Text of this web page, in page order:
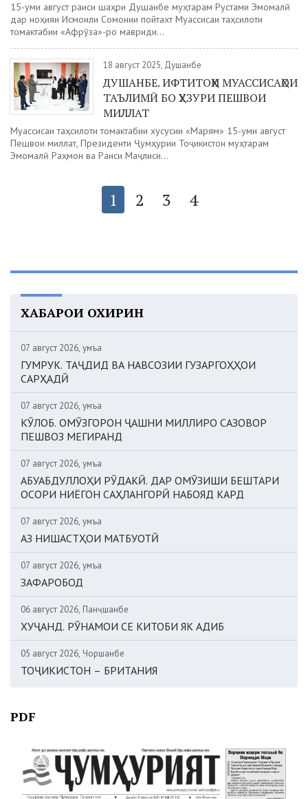
15-уми август раиси шаҳри Душанбе муҳтарам Рустами Эмомалӣ
дар ноҳияи Исмоили Сомонии пойтахт Муассисаи таҳсилоти
томактабии «Афрӯза»-ро мавриди...
18 август 2025, Душанбе
ДУШАНБЕ. ИФТИТОҲИ МУАССИСАҲОИ
ТАЪЛИМӢ БО ҲУЗУРИ ПЕШВОИ
МИЛЛАТ
Муассисаи таҳсилоти томактабии хусусии «Марям» 15-уми август
Пешвои миллат, Президенти Ҷумҳурии Тоҷикистон муҳтарам
Эмомалӣ Раҳмон ва Раиси Маҷлиси...
1 2 3 4
ХАБАРҲОИ ОХИРИН
07 август 2026, Ҷумъа
ГУМРУК. ТАҶДИД ВА НАВСОЗИИ ГУЗАРГОҲҲОИ
САРҲАДӢ
07 август 2026, Ҷумъа
КӮЛОБ. ОМӮЗГОРОН ҶАШНИ МИЛЛИРО САЗОВОР
ПЕШВОЗ МЕГИРАНД
07 август 2026, Ҷумъа
АБУАБДУЛЛОҲИ РӮДАКӢ. ДАР ОМӮЗИШИ БЕШТАРИ
ОСОРИ НИЁГОН САҲЛАНГОРӢ НАБОЯД КАРД
07 август 2026, Ҷумъа
АЗ НИШАСТҲОИ МАТБУОТӢ
07 август 2026, Ҷумъа
ЗАФАРОБОД
06 август 2026, Панҷшанбе
ХУҶАНД. РӮНАМОИ СЕ КИТОБИ ЯК АДИБ
05 август 2026, Чоршанбе
ТОҶИКИСТОН – БРИТАНИЯ
PDF